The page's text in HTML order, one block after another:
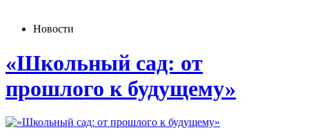
Новости
«Школьный сад: от
прошлого к будущему»